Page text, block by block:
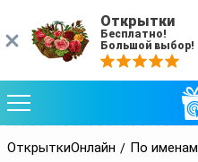
ОткрыткиОнлайн По именам
Открытки
Бесплатно!
Большой выбор!